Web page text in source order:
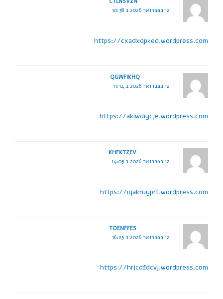
12 בפברואר 2026 ב 10:38
https://cxadxqpked.wordpress.com
QGWFIKHQ
12 בפברואר 2026 ב 11:14
https://akiwdiycje.wordpress.com
KHFKTZEV
12 בפברואר 2026 ב 14:05
https://iqakruyprf.wordpress.com
TOENFFES
12 בפברואר 2026 ב 16:25
https://hrjcdfdcvj.wordpress.com